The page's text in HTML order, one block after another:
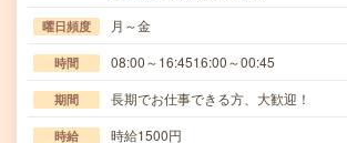
曜日頻度 月～金
時間 08:00～16:4516:00～00:45
期間 長期でお仕事できる方、大歓迎！
時給 時給1500円